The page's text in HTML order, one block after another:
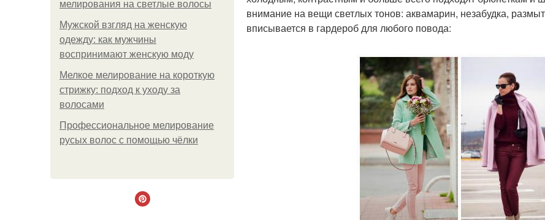
мелирования на светлые волосы
Мужской взгляд на женскую
одежду: как мужчины
воспринимают женскую моду
Мелкое мелирование на короткую
стрижку: подход к уходу за
волосами
Профессиональное мелирование
русых волос с помощью чёлки
внимание на вещи светлых тонов: аквамарин, незабудка,
вписывается в гардероб для любого повода: